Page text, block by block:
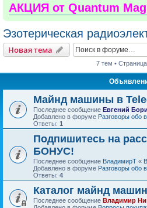
АКЦИЯ от Quantum
Эзотерическая
Новая тема
7 тем • Страница
Майнд машины в
Последнее сообщение Евгений
Добавлено в форуме Разговоры обо
Ответы: 1
Подпишитесь на
БОНУС!
Последнее сообщение ВладимирТ «
Добавлено в форуме Разговоры обо
Ответы: 4
Каталог майнд
Последнее сообщение Владимир